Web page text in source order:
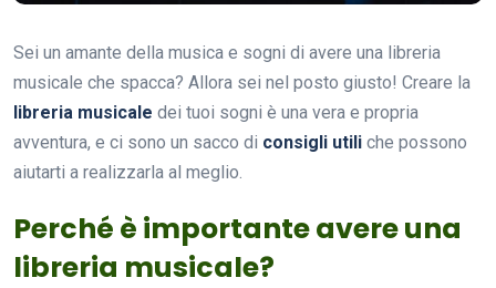
Sei un amante della musica e sogni di avere una libreria
musicale che spacca? Allora sei nel posto giusto! Creare la
libreria musicale dei tuoi sogni è una vera e propria
avventura, e ci sono un sacco di consigli utili che possono
aiutarti a realizzarla al meglio.
Perché è importante avere una
libreria musicale?